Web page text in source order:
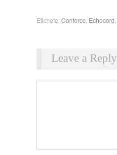
Etichete:Conforce, Echocord,
Leave a Reply